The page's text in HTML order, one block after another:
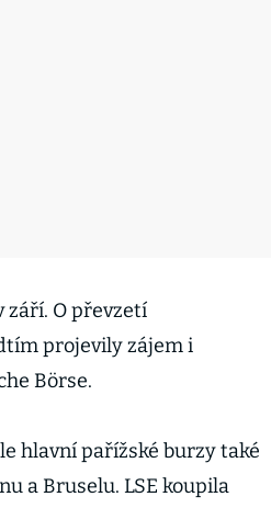
září. O převzetí
projevily zájem i
Börse.
hlavní pařížské burzy také
a Bruselu. LSE koupila